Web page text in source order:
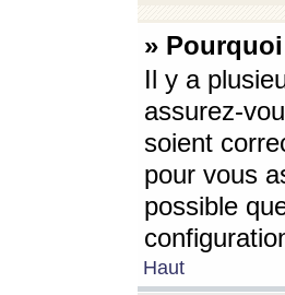
»
Il y a
assurez-
soient
pour vous
possible
Haut